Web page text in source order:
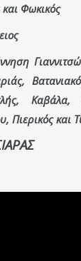
Φωκικός
Καβάλα,
Πιερικός και